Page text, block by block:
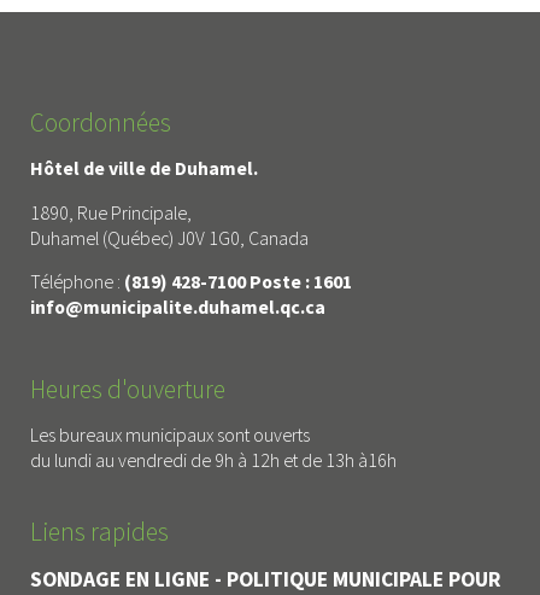
Coordonnées
Hôtel de ville de Duhamel.
1890, Rue Principale,
Duhamel (Québec) J0V 1G0, Canada
Téléphone : (819) 428-7100 Poste : 1601
info@municipalite.duhamel.qc.ca
Heures d'ouverture
Les bureaux municipaux sont ouverts
du lundi au vendredi de 9h à 12h et de 13h à16h
Liens rapides
SONDAGE EN LIGNE - POLITIQUE MUNICIPALE POUR